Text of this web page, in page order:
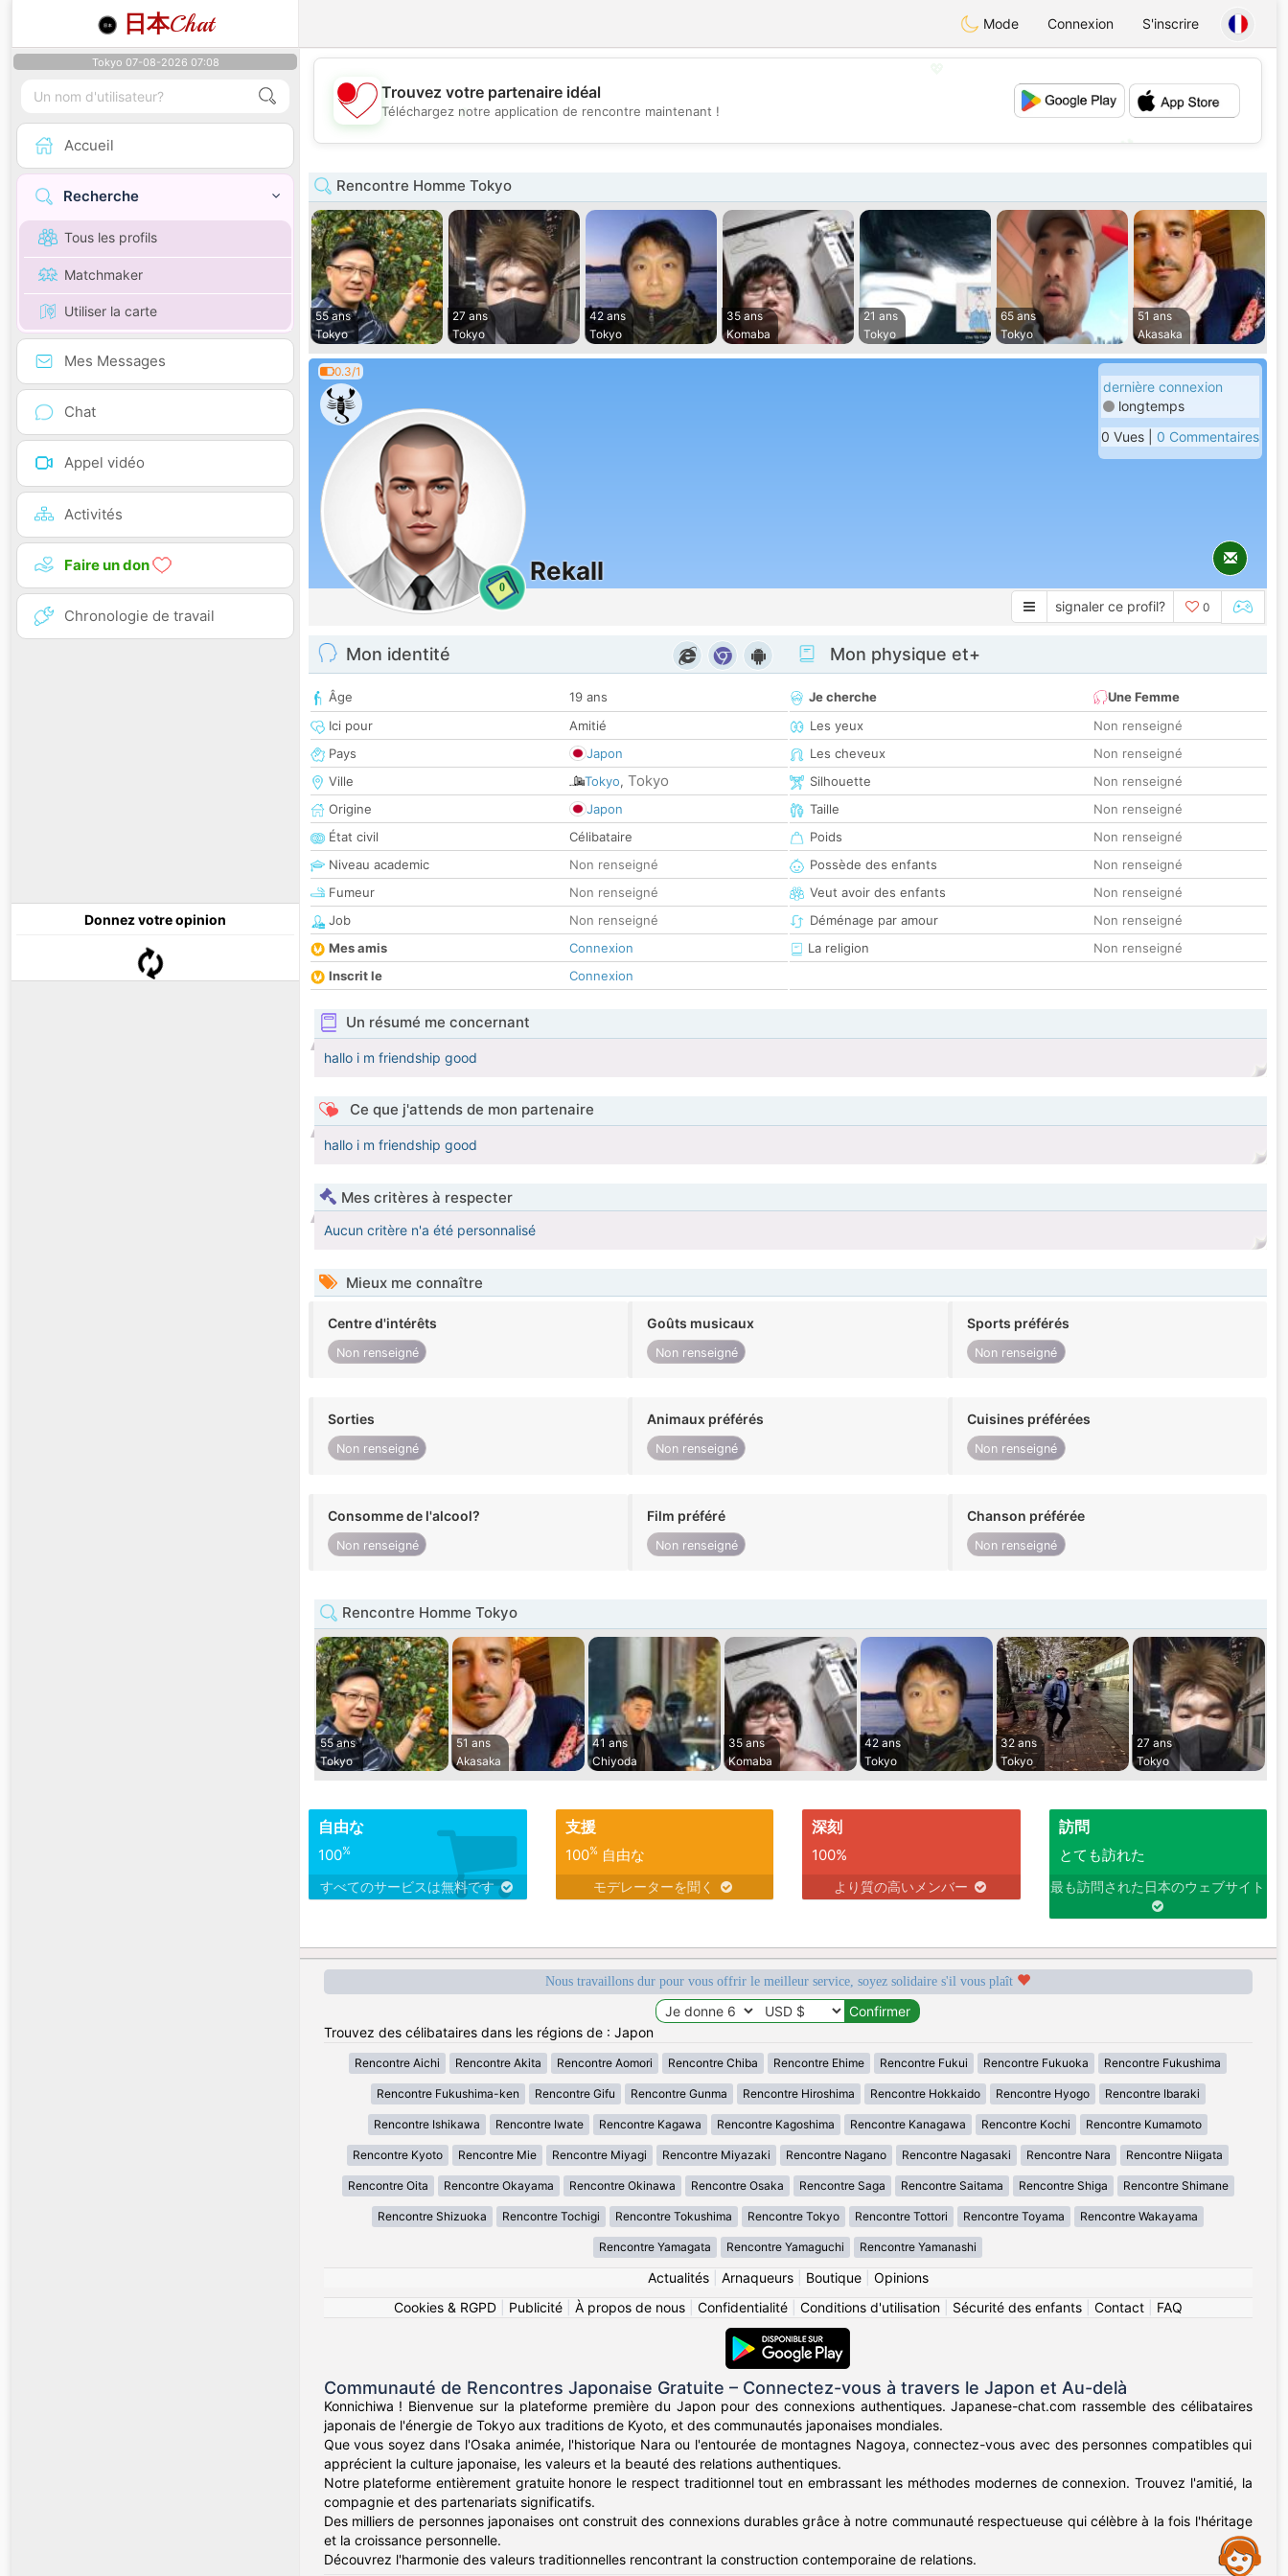
日本Chat Mode Connexion S'inscrire
Tokyo 07-08-2026 07:08
Accueil
Recherche
Tous les profils
Matchmaker
Utiliser la carte
Mes Messages
Chat
Appel vidéo
Activités
Faire un don
Chronologie de travail
Donnez votre opinion
💖
💕
Trouvez votre partenaire idéal
Téléchargez notre application de rencontre maintenant !
Rencontre Homme Tokyo
55 ans
Tokyo
27 ans
Tokyo
42 ans
Tokyo
35 ans
Komaba
21 ans
Tokyo
65 ans
Tokyo
51 ans
Akasaka
0.3/1
0
Rekall
dernière connexion
longtemps
0 Vues | 0 Commentaires
signaler ce profil? 0
Mon identité
Âge
19 ans
Ici pour
Amitié
Pays
Japon
Ville
Tokyo, Tokyo
Origine
Japon
État civil
Célibataire
Niveau academic
Non renseigné
Fumeur
Non renseigné
Job
Non renseigné
Mes amis
Connexion
Inscrit le
Connexion
Mon physique et+
Je cherche
Une Femme
Les yeux
Non renseigné
Les cheveux
Non renseigné
Silhouette
Non renseigné
Taille
Non renseigné
Poids
Non renseigné
Possède des enfants
Non renseigné
Veut avoir des enfants
Non renseigné
Déménage par amour
Non renseigné
La religion
Non renseigné
Un résumé me concernant
hallo i m friendship good
Ce que j'attends de mon partenaire
hallo i m friendship good
Mes critères à respecter
Aucun critère n'a été personnalisé
Mieux me connaître
Centre d'intérêts
Non renseigné
Goûts musicaux
Non renseigné
Sports préférés
Non renseigné
Sorties
Non renseigné
Animaux préférés
Non renseigné
Cuisines préférées
Non renseigné
Consomme de l'alcool?
Non renseigné
Film préféré
Non renseigné
Chanson préférée
Non renseigné
Rencontre Homme Tokyo
55 ans
Tokyo
51 ans
Akasaka
41 ans
Chiyoda
35 ans
Komaba
42 ans
Tokyo
32 ans
Tokyo
27 ans
Tokyo
自由な
100%
すべてのサービスは無料です
支援
100%自由な
モデレーターを聞く
深刻
100%
より質の高いメンバー
訪問
とても訪れた
最も訪問された日本のウェブサイト
Nous travaillons dur pour vous offrir le meilleur service, soyez solidaire s'il vous plaît
Trouvez des célibataires dans les régions de : Japon
Rencontre Aichi Rencontre Akita Rencontre Aomori Rencontre Chiba Rencontre Ehime Rencontre Fukui Rencontre Fukuoka Rencontre Fukushima
Rencontre Fukushima-ken Rencontre Gifu Rencontre Gunma Rencontre Hiroshima Rencontre Hokkaido Rencontre Hyogo Rencontre Ibaraki
Rencontre Ishikawa Rencontre Iwate Rencontre Kagawa Rencontre Kagoshima Rencontre Kanagawa Rencontre Kochi Rencontre Kumamoto
Rencontre Kyoto Rencontre Mie Rencontre Miyagi Rencontre Miyazaki Rencontre Nagano Rencontre Nagasaki Rencontre Nara Rencontre Niigata
Rencontre Oita Rencontre Okayama Rencontre Okinawa Rencontre Osaka Rencontre Saga Rencontre Saitama Rencontre Shiga Rencontre Shimane
Rencontre Shizuoka Rencontre Tochigi Rencontre Tokushima Rencontre Tokyo Rencontre Tottori Rencontre Toyama Rencontre Wakayama
Rencontre Yamagata Rencontre Yamaguchi Rencontre Yamanashi
Actualités| Arnaqueurs| Boutique| Opinions
Cookies & RGPD| Publicité| À propos de nous| Confidentialité| Conditions d'utilisation| Sécurité des enfants| Contact| FAQ
Communauté de Rencontres Japonaise Gratuite – Connectez-vous à travers le Japon et Au-delà
Konnichiwa ! Bienvenue sur la plateforme première du Japon pour des connexions authentiques. Japanese-chat.com rassemble des célibataires
japonais de l'énergie de Tokyo aux traditions de Kyoto, et des communautés japonaises mondiales.
Que vous soyez dans l'Osaka animée, l'historique Nara ou l'entourée de montagnes Nagoya, connectez-vous avec des personnes compatibles qui
apprécient la culture japonaise, les valeurs et la beauté des relations authentiques.
Notre plateforme entièrement gratuite honore le respect traditionnel tout en embrassant les méthodes modernes de connexion. Trouvez l'amitié, la
compagnie et des partenariats significatifs.
Des milliers de personnes japonaises ont construit des connexions durables grâce à notre communauté respectueuse qui célèbre à la fois l'héritage
et la croissance personnelle.
Découvrez l'harmonie des valeurs traditionnelles rencontrant la construction contemporaine de relations.